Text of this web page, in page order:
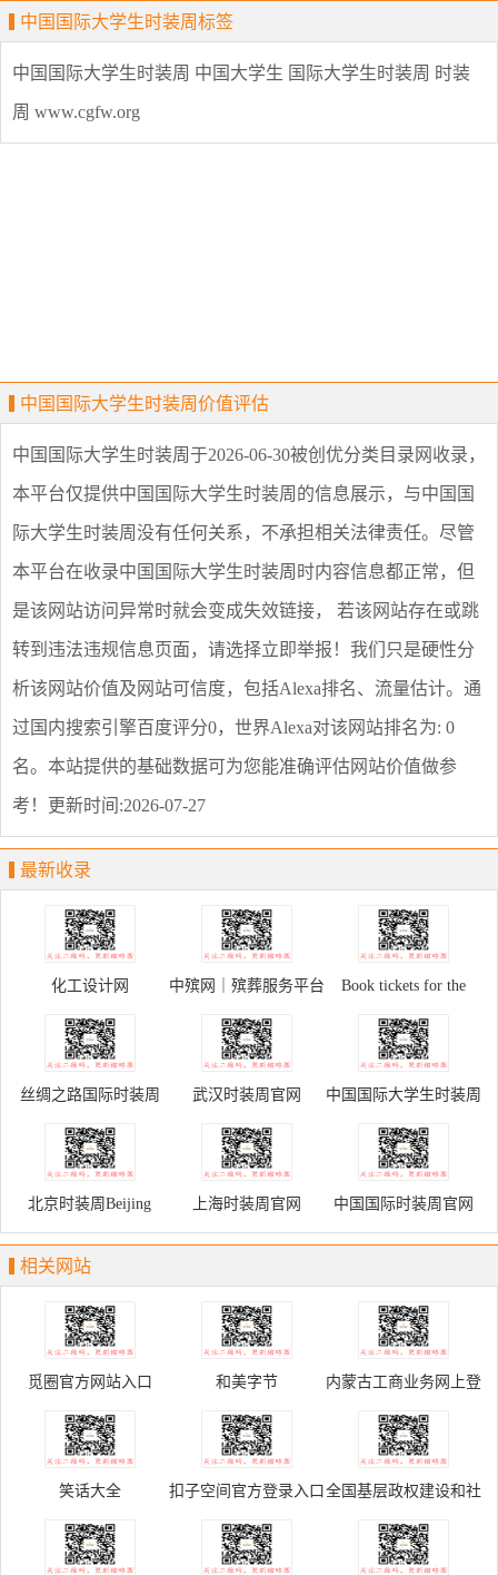
中国国际大学生时装周标签
中国国际大学生时装周 中国大学生 国际大学生时装周 时装
周 www.cgfw.org
中国国际大学生时装周价值评估
中国国际大学生时装周 于2026-06-30被创优分类目录网收录，
本平台仅提供中国国际大学生时装周 的信息展示，与中国国
际大学生时装周 没有任何关系，不承担相关法律责任。尽管
本平台在收录中国国际大学生时装周 时内容信息都正常，但
是该网站访问异常时就会变成失效链接， 若该网站存在或跳
转到违法违规信息页面，请选择立即举报 ！我们只是硬性分
析该网站价值及网站可信度，包括Alexa排名、流量估计。通
过国内搜索引擎百度评分0，世界Alexa对该网站排名为: 0
名。本站提供的基础数据可为您能准确评估网站价值做参
考！ 更新时间:2026-07-27
最新收录
化工设计网 中殡网｜殡葬服务平台 Book tickets for the
Palace Museum
丝绸之路国际时装周 武汉时装周官网 中国国际大学生时装周
北京时装周Beijing
Fashion Week
上海时装周官网 中国国际时装周官网
相关网站
觅圈官方网站入口 和美字节 内蒙古工商业务网上登
记申请服务平台
笑话大全 扣子空间官方登录入口 全国基层政权建设和社
区治理信息系统